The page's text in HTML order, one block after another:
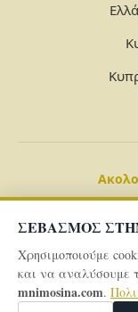
ΣΕΒΑΣΜΟΣ
Χρησιμοποιούμε
και να αναλύσουμε
mnimosina.com.